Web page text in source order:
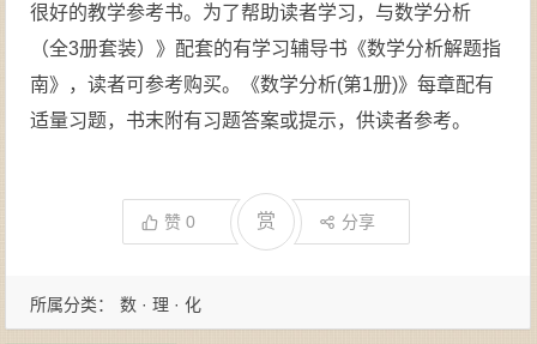
很好的教学参考书。为了帮助读者学习，与数学分析
（全3册套装）》配套的有学习辅导书《数学分析解题指
南》，读者可参考购买。《数学分析(第1册)》每章配有
适量习题，书末附有习题答案或提示，供读者参考。
赞0 赏 分享
所属分类： 数 · 理 · 化